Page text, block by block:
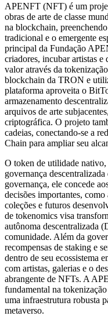
APENFT (NFT) é um
obras de arte de classe
na blockchain,
tradicional e o emergente
principal da Fundação
criadores, incubar artistas e
valor através da
blockchain da TRON e
plataforma aproveita o
armazenamento
arquivos de arte
criptográfica. O projeto
cadeias, conectando-se a
Chain para ampliar seu
O token de utilidade
governança
governança, ele concede
decisões importantes,
coleções e futuros
de tokenomics visa
autônoma descentralizada
comunidade. Além da
recompensas de staking e
dentro de seu ecossistema
com artistas, galerias e o
abrangente de NFTs. A
fundamental na
uma infraestrutura robusta
metaverso.